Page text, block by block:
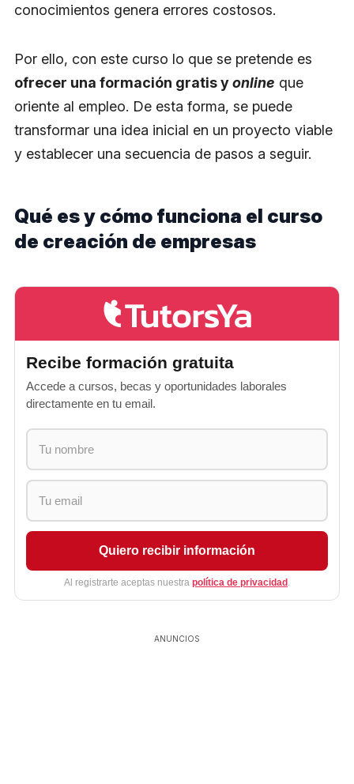
conocimientos genera errores costosos.
Por ello, con este curso lo que se pretende es
ofrecer una formación gratis yonline que
oriente al empleo. De esta forma, se puede
transformar una idea inicial en un proyecto viable
y establecer una secuencia de pasos a seguir.
Qué es y cómo funciona el curso
de creación de empresas
Recibe formación gratuita
Accede a cursos, becas y oportunidades laborales
directamente en tu email.
Quiero recibir información
Al registrarte aceptas nuestra política de privacidad .
ANUNCIOS